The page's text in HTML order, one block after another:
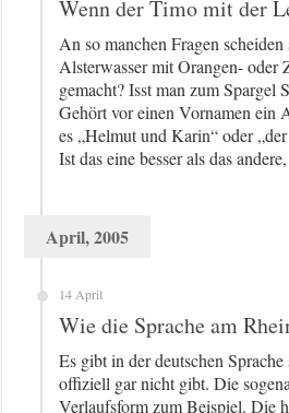
Wenn der Timo mit der
An so manchen Fragen
Alsterwasser mit Orangen- oder
gemacht? Isst man zum Spargel
Gehört vor einen Vornamen ein
es „Helmut und Karin“ oder
Ist das eine besser als das
April, 2005
14 April
Wie die Sprache am
Es gibt in der deutschen Sprache
offiziell gar nicht gibt. Die
Verlaufsform zum Beispiel. Die